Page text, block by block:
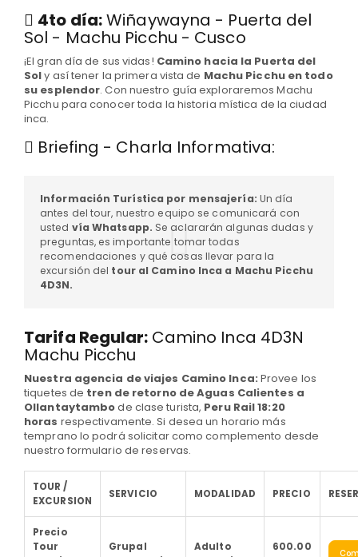
4to día:Wiñaywayna - Puerta del
Sol - Machu Picchu - Cusco
¡El gran día de sus vidas! Camino hacia la Puerta del
Soly así tener la primera vista de Machu Picchu en todo
su esplendor. Con nuestro guía exploraremos Machu
Picchu para conocer toda la historia mística de la ciudad
inca.
Briefing - Charla Informativa:
Información Turística por mensajería: Un día
antes del tour, nuestro equipo se comunicará con
usted vía Whatsapp. Se aclararán algunas dudas y
preguntas, es importante tomar todas
recomendaciones y qué cosas llevar para la
excursión del tour al Camino Inca a Machu Picchu
4D3N.
Tarifa Regular: Camino Inca 4D3N
Machu Picchu
Nuestra agencia de viajes Camino Inca: Provee los
tiquetes de tren de retorno de Aguas Calientes a
Ollantaytambode clase turista, Peru Rail 18:20
horas respectivamente. Si desea un horario más
temprano lo podrá solicitar como complemento desde
nuestro formulario de reservas.
TOUR /
EXCURSION
SERVICIO MODALIDAD PRECIO
Precio
Tour
Grupal
Adulto
600.00